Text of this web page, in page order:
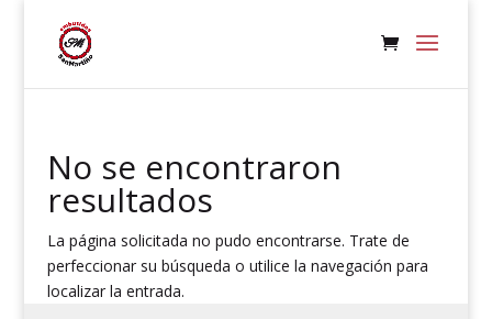
No se encontraron
resultados
La página solicitada no pudo encontrarse. Trate de
perfeccionar su búsqueda o utilice la navegación para
localizar la entrada.